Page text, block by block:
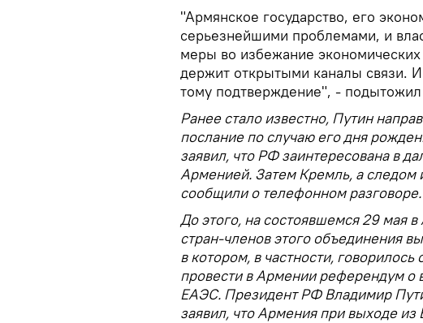
"Армянское государство, его
серьезнейшими проблемами, и
меры во избежание
держит открытыми каналы связи.
тому подтверждение", -
Ранее стало известно, Путин
послание по случаю его дня
заявил, что РФ заинтересована в
Арменией. Затем Кремль, а
сообщили о телефонном разговоре.
До этого, на состоявшемся 29 мая
стран-членов этого объединения
в котором, в частности,
провести в Армении референдум о
ЕАЭС. Президент РФ Владимир
заявил, что Армения при выходе